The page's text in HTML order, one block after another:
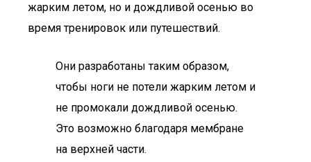
жарким летом, но и дождливой осенью во
время тренировок или путешествий.
Они разработаны таким образом,
чтобы ноги не потели жарким летом и
не промокали дождливой осенью.
Это возможно благодаря мембране
на верхней части.